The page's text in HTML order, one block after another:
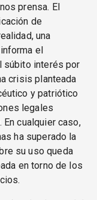
prensa. El
de
una
el
súbito interés por
crisis planteada
y patriótico
legales
cualquier caso,
ha superado la
su uso queda
en torno de los